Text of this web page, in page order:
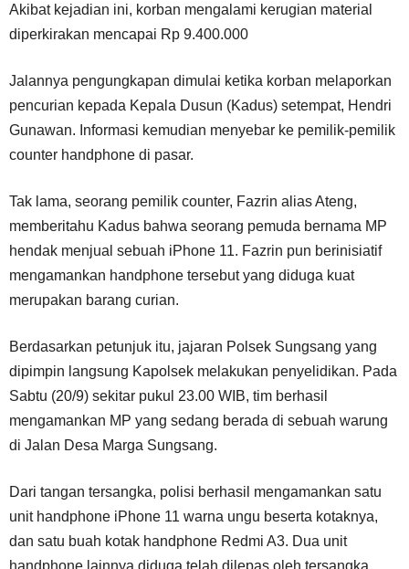
Akibat kejadian ini, korban mengalami kerugian material
diperkirakan mencapai Rp 9.400.000
Jalannya pengungkapan dimulai ketika korban melaporkan
pencurian kepada Kepala Dusun (Kadus) setempat, Hendri
Gunawan. Informasi kemudian menyebar ke pemilik-pemilik
counter handphone di pasar.
Tak lama, seorang pemilik counter, Fazrin alias Ateng,
memberitahu Kadus bahwa seorang pemuda bernama MP
hendak menjual sebuah iPhone 11. Fazrin pun berinisiatif
mengamankan handphone tersebut yang diduga kuat
merupakan barang curian.
Berdasarkan petunjuk itu, jajaran Polsek Sungsang yang
dipimpin langsung Kapolsek melakukan penyelidikan. Pada
Sabtu (20/9) sekitar pukul 23.00 WIB, tim berhasil
mengamankan MP yang sedang berada di sebuah warung
di Jalan Desa Marga Sungsang.
Dari tangan tersangka, polisi berhasil mengamankan satu
unit handphone iPhone 11 warna ungu beserta kotaknya,
dan satu buah kotak handphone Redmi A3. Dua unit
handphone lainnya diduga telah dilepas oleh tersangka.